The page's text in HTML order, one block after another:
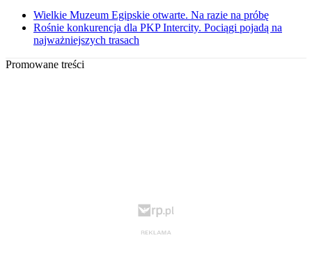
Wielkie Muzeum Egipskie otwarte. Na razie na próbę
Rośnie konkurencja dla PKP Intercity. Pociągi pojadą na
najważniejszych trasach
Promowane treści